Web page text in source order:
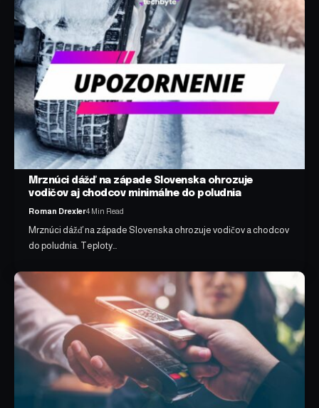
Mrznúci dážď na západe Slovenska ohrozuje
vodičov aj chodcov minimálne do poludnia
Roman Drexler4 Min Read
Mrznúci dážď na západe Slovenska ohrozuje vodičov a chodcov
do poludnia. Teploty…